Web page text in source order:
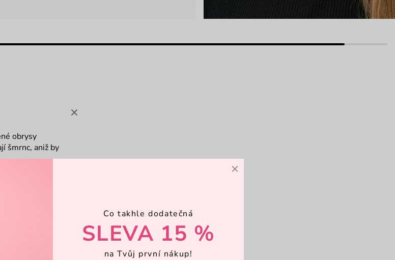
obrysy
šmrnc, aniž by
×
Co takhle dodatečná
SLEVA 15 %
na Tvůj první nákup!